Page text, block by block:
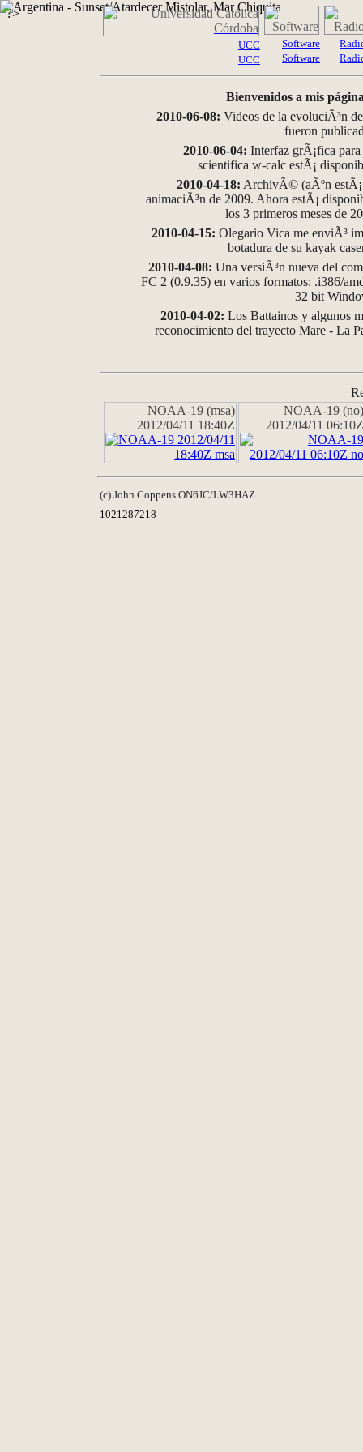
?>
UCC
UCC
Software
Software
Bienvenidos a mis
2010-06-08: Videos de la evoluciÃ³n
fueron
2010-06-04: Interfaz grÃ¡fica
scientifica w-calc estÃ¡
2010-04-18: ArchivÃ© (aÃºn
animaciÃ³n de 2009. Ahora estÃ¡
los 3 primeros meses de
2010-04-15: Olegario Vica me enviÃ³
botadura de su kayak
2010-04-08: Una versiÃ³n nueva del
FC 2 (0.9.35) en varios formatos: .i386/
32 bit
2010-04-02: Los Battainos y algunos
reconocimiento del trayecto Mare - La
NOAA-19 (msa)
2012/04/11 18:40Z
NOAA-19 (no)
2012/04/11 06:10Z
(c) John Coppens ON6JC/LW3HAZ
1021287218